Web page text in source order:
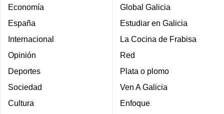
Economía
España
Internacional
Opinión
Deportes
Sociedad
Cultura
Global Galicia
Estudiar en Galicia
La Cocina de Frabisa
Red
Plata o plomo
Ven A Galicia
Enfoque